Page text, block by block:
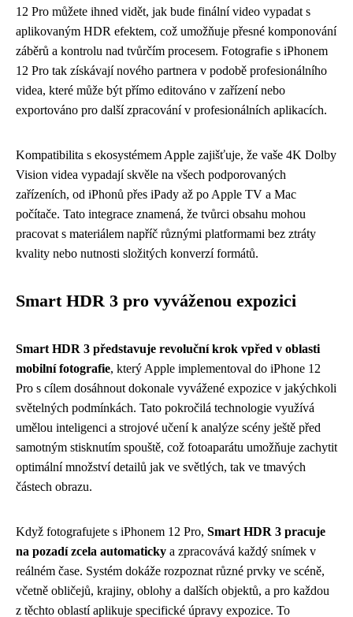
12 Pro můžete ihned vidět, jak bude finální video vypadat s
aplikovaným HDR efektem, což umožňuje přesné komponování
záběrů a kontrolu nad tvůrčím procesem. Fotografie s iPhonem
12 Pro tak získávají nového partnera v podobě profesionálního
videa, které může být přímo editováno v zařízení nebo
exportováno pro další zpracování v profesionálních aplikacích.
Kompatibilita s ekosystémem Apple zajišťuje, že vaše 4K Dolby
Vision videa vypadají skvěle na všech podporovaných
zařízeních, od iPhonů přes iPady až po Apple TV a Mac
počítače. Tato integrace znamená, že tvůrci obsahu mohou
pracovat s materiálem napříč různými platformami bez ztráty
kvality nebo nutnosti složitých konverzí formátů.
Smart HDR 3 pro vyváženou expozici
Smart HDR 3 představuje revoluční krok vpřed v oblasti
mobilní fotografie, který Apple implementoval do iPhone 12
Pro s cílem dosáhnout dokonale vyvážené expozice v jakýchkoli
světelných podmínkách. Tato pokročilá technologie využívá
umělou inteligenci a strojové učení k analýze scény ještě před
samotným stisknutím spouště, což fotoaparátu umožňuje zachytit
optimální množství detailů jak ve světlých, tak ve tmavých
částech obrazu.
Když fotografujete s iPhonem 12 Pro, Smart HDR 3 pracuje
na pozadí zcela automaticky a zpracovává každý snímek v
reálném čase. Systém dokáže rozpoznat různé prvky ve scéně,
včetně obličejů, krajiny, oblohy a dalších objektů, a pro každou
z těchto oblastí aplikuje specifické úpravy expozice. To